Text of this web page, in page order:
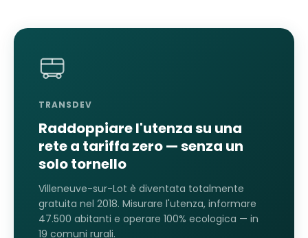
TRANSDEV
Raddoppiare l'utenza su una
rete a tariffa zero — senza un
solo tornello
Villeneuve-sur-Lot è diventata totalmente
gratuita nel 2018. Misurare l'utenza, informare
47.500 abitanti e operare 100% ecologica — in
19 comuni rurali.